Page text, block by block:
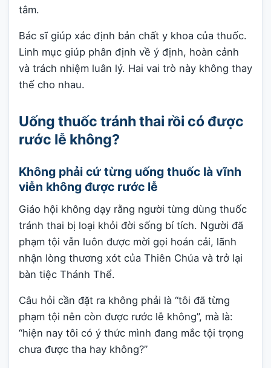
tâm.
Bác sĩ giúp xác định bản chất y khoa của thuốc.
Linh mục giúp phân định về ý định, hoàn cảnh
và trách nhiệm luân lý. Hai vai trò này không thay
thế cho nhau.
Uống thuốc tránh thai rồi có được
rước lễ không?
Không phải cứ từng uống thuốc là vĩnh
viễn không được rước lễ
Giáo hội không dạy rằng người từng dùng thuốc
tránh thai bị loại khỏi đời sống bí tích. Người đã
phạm tội vẫn luôn được mời gọi hoán cải, lãnh
nhận lòng thương xót của Thiên Chúa và trở lại
bàn tiệc Thánh Thể.
Câu hỏi cần đặt ra không phải là “tôi đã từng
phạm tội nên còn được rước lễ không”, mà là:
“hiện nay tôi có ý thức mình đang mắc tội trọng
chưa được tha hay không?”